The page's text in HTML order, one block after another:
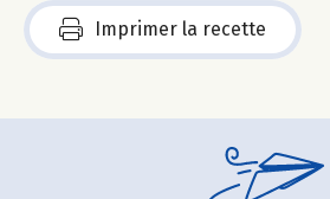
Imprimer la recette